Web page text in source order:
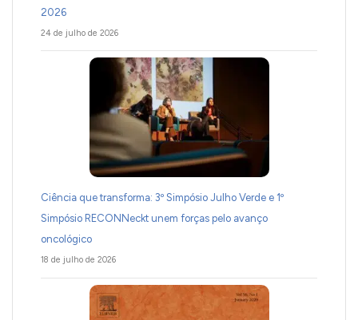
2026
24 de julho de 2026
Ciência que transforma: 3º Simpósio Julho Verde e 1º
Simpósio RECONNeckt unem forças pelo avanço
oncológico
18 de julho de 2026